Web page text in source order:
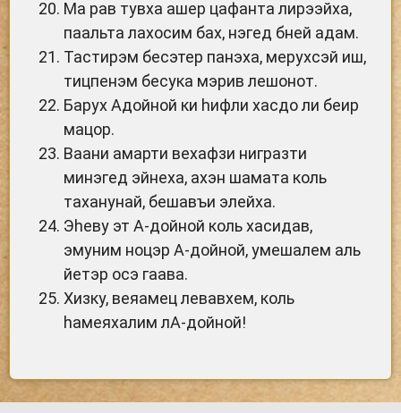
Ма рав тувха ашер цафанта лирээйха,
паальта лахосим бах, нэгед бней адам.
Тастирэм бесэтер панэха, мерухсэй иш,
тицпенэм бесука мэрив лешонот.
Барух Адойной ки hифли хасдо ли беир
мацор.
Ваани амарти вехафзи нигразти
минэгед эйнеха, ахэн шамата коль
таханунай, бешавъи элейха.
Эhеву эт А-дойной коль хасидав,
эмуним ноцэр А-дойной, умешалем аль
йетэр осэ гаава.
Хизку, веяамец левавхем, коль
hамеяхалим лА-дойной!